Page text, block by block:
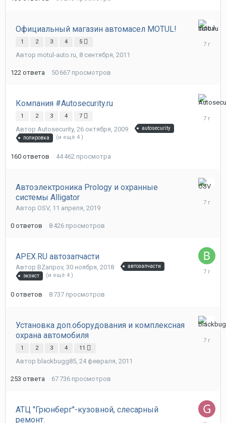
Официальный магазин автомасел MOTUL!
1 2 3 4 5
Автор motul-auto.ru 8 сентября, 2011
122 ответа 50 667 просмотров
12
июля,
Компания #Autosecurity.ru
1 2 3 4 7
Автор Autosecurity, 26 октября, 2009
autosecurity
полировка
(и ещё 4 )
160 ответов 44 462 просмотра
27
мая,
Автоэлектроника Prology и охранные
системы Alligator
Автор OSV, 11 апреля, 2019
0 ответов 8 426 просмотров
11
апреля,
APEX.RU автозапчасти
Автор BZaripov, 30 ноября, 2018
автозапчасти
экзист
(и ещё 4 )
0 ответов 8 737 просмотров
30
Установка доп.оборудования и комплексная
охрана автомобиля
1 2 3 4 11
Автор blackbugg85 24 февраля, 2011
253 ответа 67 736 просмотров
4
ноября,
АТЦ "Грюнберг"-кузовной, слесарный
ремонт.